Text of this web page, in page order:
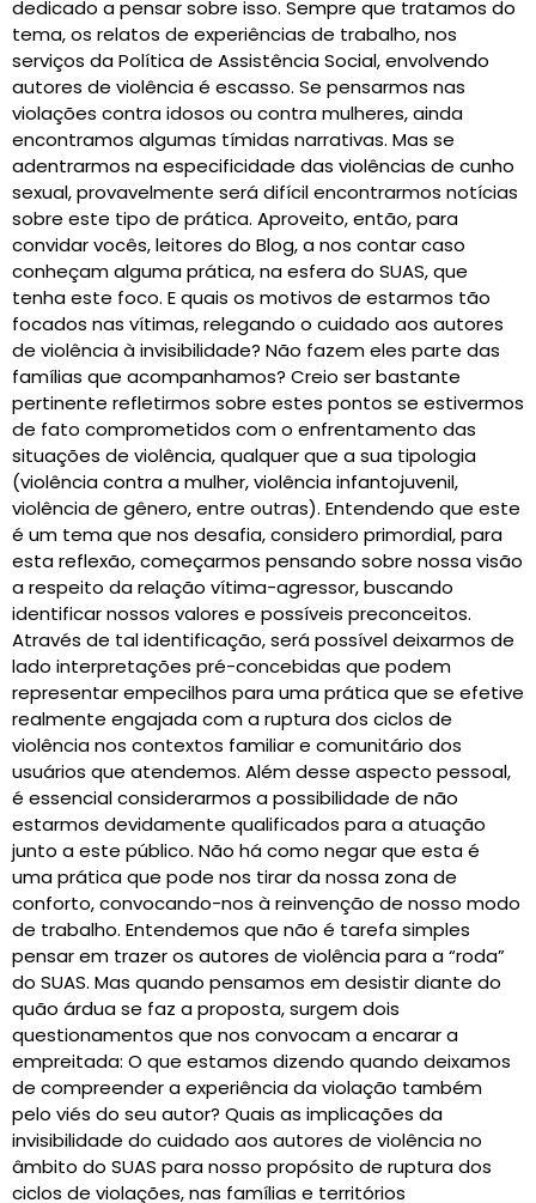
dedicado a pensar sobre isso. Sempre que tratamos do
tema, os relatos de experiências de trabalho, nos
serviços da Política de Assistência Social, envolvendo
autores de violência é escasso. Se pensarmos nas
violações contra idosos ou contra mulheres, ainda
encontramos algumas tímidas narrativas. Mas se
adentrarmos na especificidade das violências de cunho
sexual, provavelmente será difícil encontrarmos notícias
sobre este tipo de prática. Aproveito, então, para
convidar vocês, leitores do Blog, a nos contar caso
conheçam alguma prática, na esfera do SUAS, que
tenha este foco. E quais os motivos de estarmos tão
focados nas vítimas, relegando o cuidado aos autores
de violência à invisibilidade? Não fazem eles parte das
famílias que acompanhamos? Creio ser bastante
pertinente refletirmos sobre estes pontos se estivermos
de fato comprometidos com o enfrentamento das
situações de violência, qualquer que a sua tipologia
(violência contra a mulher, violência infantojuvenil,
violência de gênero, entre outras). Entendendo que este
é um tema que nos desafia, considero primordial, para
esta reflexão, começarmos pensando sobre nossa visão
a respeito da relação vítima-agressor, buscando
identificar nossos valores e possíveis preconceitos.
Através de tal identificação, será possível deixarmos de
lado interpretações pré-concebidas que podem
representar empecilhos para uma prática que se efetive
realmente engajada com a ruptura dos ciclos de
violência nos contextos familiar e comunitário dos
usuários que atendemos. Além desse aspecto pessoal,
é essencial considerarmos a possibilidade de não
estarmos devidamente qualificados para a atuação
junto a este público. Não há como negar que esta é
uma prática que pode nos tirar da nossa zona de
conforto, convocando-nos à reinvenção de nosso modo
de trabalho. Entendemos que não é tarefa simples
pensar em trazer os autores de violência para a “roda”
do SUAS. Mas quando pensamos em desistir diante do
quão árdua se faz a proposta, surgem dois
questionamentos que nos convocam a encarar a
empreitada: O que estamos dizendo quando deixamos
de compreender a experiência da violação também
pelo viés do seu autor? Quais as implicações da
invisibilidade do cuidado aos autores de violência no
âmbito do SUAS para nosso propósito de ruptura dos
ciclos de violações, nas famílias e territórios